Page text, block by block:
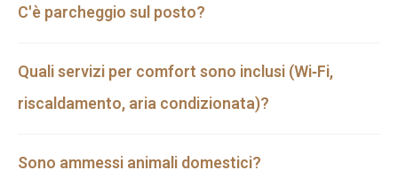
C'è parcheggio sul posto?
Quali servizi per comfort sono inclusi (Wi‑Fi,
riscaldamento, aria condizionata)?
Sono ammessi animali domestici?